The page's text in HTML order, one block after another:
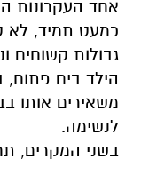
אחד העקרונות
כמעט תמיד, לא
גבולות קשוחים
הילד בים פתוח,
משאירים אותו
לנשימה.
בשני המקרים,